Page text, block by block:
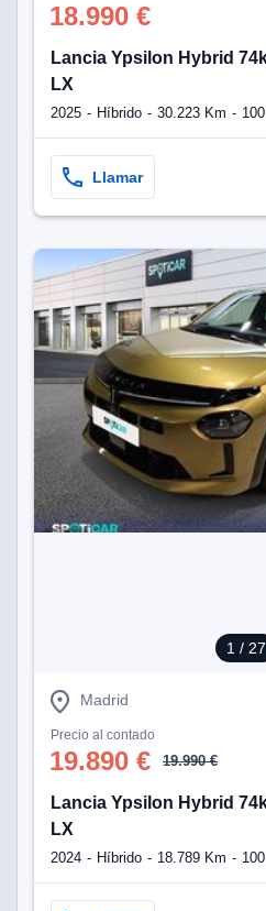
18.990 €
Lancia Ypsilon Hybrid
LX
2025 Híbrido 30.223 Km
Llamar
1 / 27
Madrid
Precio al contado
19.890 € 19.990 €
Lancia Ypsilon Hybrid
LX
2024 Híbrido 18.789 Km